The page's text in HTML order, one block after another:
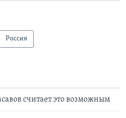
Россия
считает это возможным